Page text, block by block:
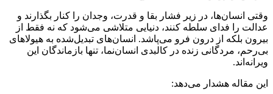
وقتی انسان‌ها، در زیر فشار بقا و قدرت، وجدان را کنار بگذارند و
عدالت را فدای سلطه کنند، دنیایی متلاشی می‌شود که نه فقط از
بیرون بلکه از درون فرو می‌پاشد. انسان‌های تبدیل‌شده به هیولاهای
بی‌رحم، مردگانی زنده در کالبدی انسان‌نما، تنها بازماندگان این
ویرانه‌اند.
این مقاله هشدار می‌دهد: